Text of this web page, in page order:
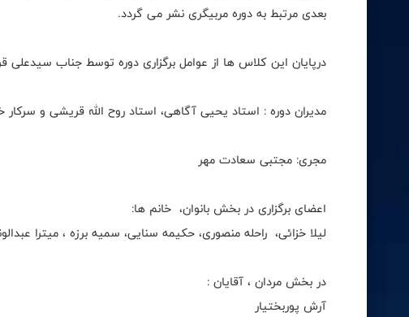
بعدی مرتبط به دوره مربیگری نشر می گردد.
درپایان این کلاس ها از عوامل برگزاری دوره توسط جناب
مدیران دوره : استاد یحیی آگاهی، استاد روح الله قریشی و
مجری: مجتبی سعادت مهر
اعضای برگزاری در بخش بانوان، خانم ها:
لیلا خزائی، راحله منصوری، حکیمه سنایی، سمیه برزه ، میترا
در بخش مردان ، آقایان :
آرش پوربختیار